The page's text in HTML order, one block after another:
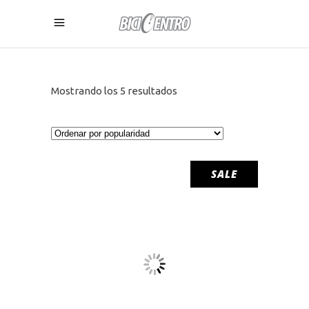
Mostrando los 5 resultados
SALE